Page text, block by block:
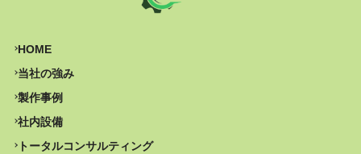
HOME
当社の強み
製作事例
社内設備
トータルコンサルティング